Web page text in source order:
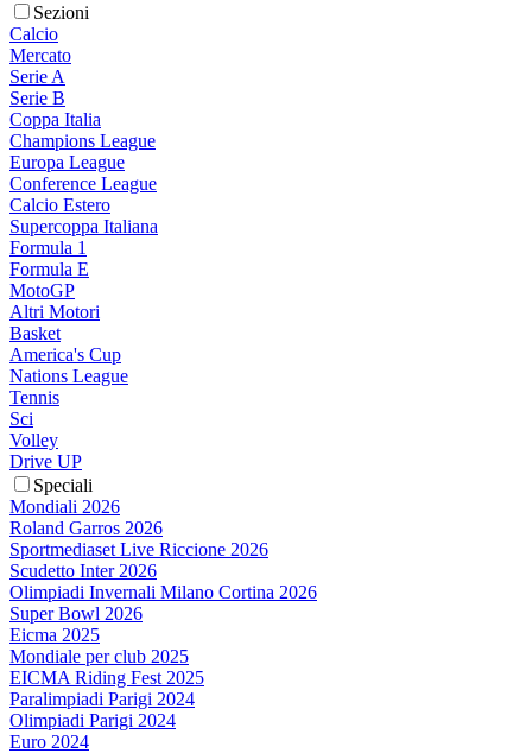
Sezioni
Calcio
Mercato
Serie A
Serie B
Coppa Italia
Champions League
Europa League
Conference League
Calcio Estero
Supercoppa Italiana
Formula 1
Formula E
MotoGP
Altri Motori
Basket
America's Cup
Nations League
Tennis
Sci
Volley
Drive UP
Speciali
Mondiali 2026
Roland Garros 2026
Sportmediaset Live Riccione 2026
Scudetto Inter 2026
Olimpiadi Invernali Milano Cortina 2026
Super Bowl 2026
Eicma 2025
Mondiale per club 2025
EICMA Riding Fest 2025
Paralimpiadi Parigi 2024
Olimpiadi Parigi 2024
Euro 2024